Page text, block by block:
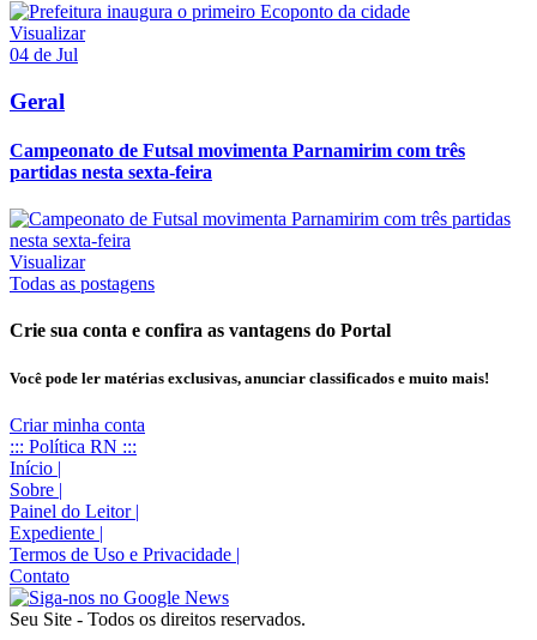
Visualizar
04 de Jul
Geral
Campeonato de Futsal movimenta Parnamirim com três
partidas nesta sexta-feira
Visualizar
Todas as postagens
Crie sua conta e confira as vantagens do Portal
Você pode ler matérias exclusivas, anunciar classificados e muito mais!
Criar minha conta
::: Política RN :::
Início |
Sobre |
Painel do Leitor |
Expediente |
Termos de Uso e Privacidade |
Contato
Seu Site - Todos os direitos reservados.